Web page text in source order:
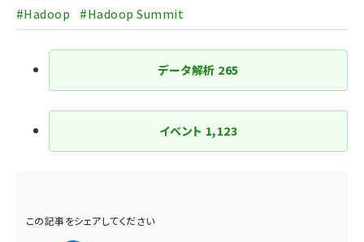
#Hadoop #Hadoop Summit
データ解析 265
イベント 1,123
この記事をシェアしてください